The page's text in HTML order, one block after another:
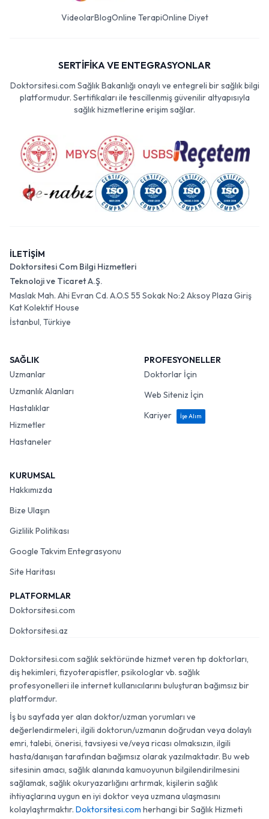
VideolarBlogOnline TerapiOnline Diyet
SERTİFİKA VE ENTEGRASYONLAR
Doktorsitesi.com Sağlık Bakanlığı onaylı ve entegreli bir sağlık bilgi
platformudur. Sertifikaları ile tescillenmiş güvenilir altyapısıyla
sağlık hizmetlerine erişim sağlar.
İLETİŞİM
Doktorsitesi Com Bilgi Hizmetleri
Teknoloji ve Ticaret A.Ş.
Maslak Mah. Ahi Evran Cd. A.O.S 55 Sokak No:2 Aksoy Plaza Giriş
Kat Kolektif House
İstanbul, Türkiye
SAĞLIK
Uzmanlar
Uzmanlık Alanları
Hastalıklar
Hizmetler
Hastaneler
PROFESYONELLER
Doktorlar İçin
Web Siteniz İçin
Kariyer
İşe Alım
KURUMSAL
Hakkımızda
Bize Ulaşın
Gizlilik Politikası
Google Takvim Entegrasyonu
Site Haritası
PLATFORMLAR
Doktorsitesi.com
Doktorsitesi.az
Doktorsitesi.com sağlık sektöründe hizmet veren tıp doktorları,
diş hekimleri, fizyoterapistler, psikologlar vb. sağlık
profesyonelleri ile internet kullanıcılarını buluşturan bağımsız bir
platformdur.
İş bu sayfada yer alan doktor/uzman yorumları ve
değerlendirmeleri, ilgili doktorun/uzmanın doğrudan veya dolaylı
emri, talebi, önerisi, tavsiyesi ve/veya ricası olmaksızın, ilgili
hasta/danışan tarafından bağımsız olarak yazılmaktadır. Bu web
sitesinin amacı, sağlık alanında kamuoyunun bilgilendirilmesini
sağlamak, sağlık okuryazarlığını artırmak, kişilerin sağlık
ihtiyaçlarına uygun en iyi doktor veya uzmana ulaşmasını
kolaylaştırmaktır. Doktorsitesi.com herhangi bir Sağlık Hizmeti